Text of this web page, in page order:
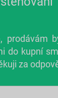
prodávám
do kupní
za